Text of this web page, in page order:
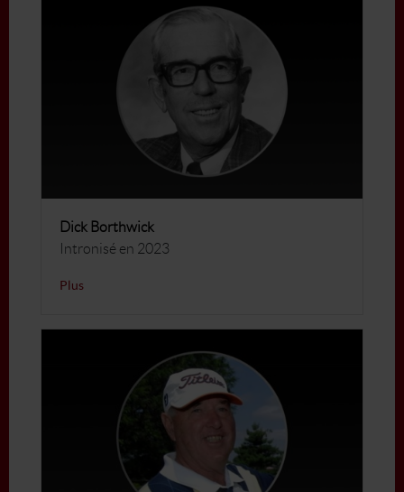
Dick Borthwick
Intronisé en 2023
Plus